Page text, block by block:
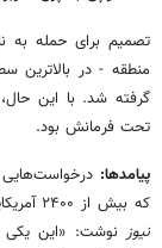
تصمیم برای حمله به
منطقه - در بالاترین
گرفته شد. با این حال،
تحت فرمانش بود.
پیامدها:
که بیش از ۲۴۰۰ آمریکایی را به کشتن داد - شکل گرفت. روزنامه
نیوزنوشت: «این یکی